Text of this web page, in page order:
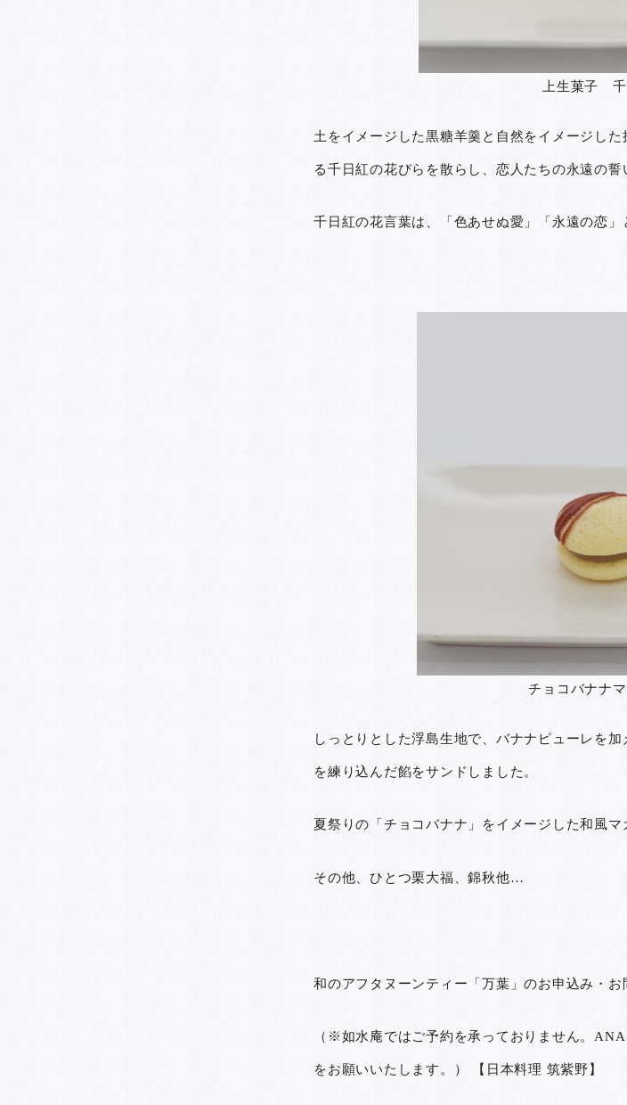
上生菓子 千
土をイメージした黒糖羊羹と自然をイメージし
る千日紅の花びらを散らし、恋人たちの永遠の誓
千日紅の花言葉は、「色あせぬ愛」「永遠の恋」
チョコバナナ
しっとりとした浮島生地で、バナナピューレを
を練り込んだ餡をサンドしました。
夏祭りの「チョコバナナ」をイメージした和風マ
その他、ひとつ栗大福、錦秋他…
和のアフタヌーンティー「万葉」のお申込み・お
（※如水庵ではご予約を承っておりません。
をお願いいたします。） 【日本料理 筑紫野】